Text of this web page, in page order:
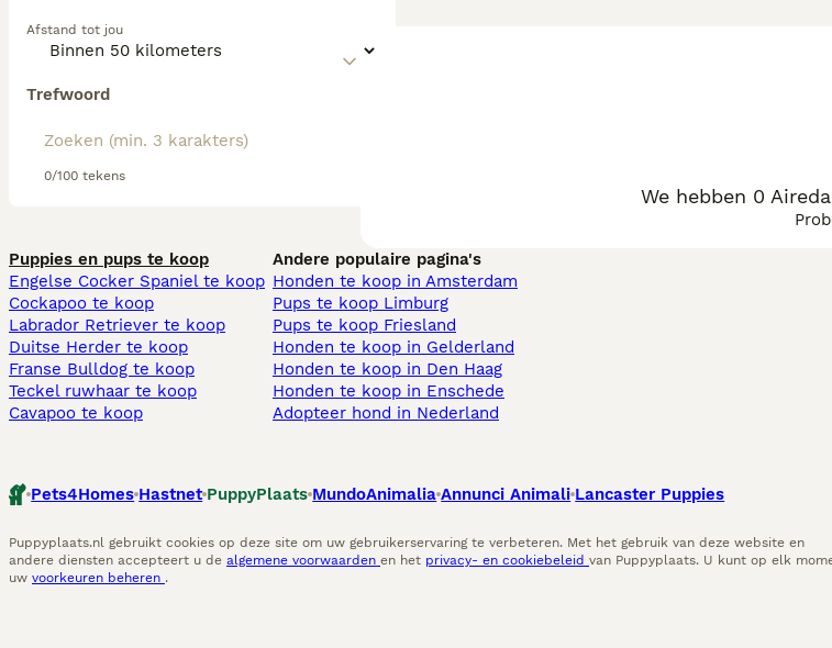
Afstand tot jou
Trefwoord
0/100 tekens
We hebben 0
Puppies en pups te koop
Engelse Cocker Spaniel te koop
Cockapoo te koop
Labrador Retriever te koop
Duitse Herder te koop
Franse Bulldog te koop
Teckel ruwhaar te koop
Cavapoo te koop
Andere populaire pagina's
Honden te koop in Amsterdam
Pups te koop Limburg​
Pups te koop Friesland​
Honden te koop in Gelderland
Honden te koop in Den Haag
Honden te koop in Enschede
Adopteer hond in Nederland
Pets4Homes Hastnet PuppyPlaats MundoAnimalia Annunci Animali Lancaster Puppies
Puppyplaats.nl gebruikt cookies op deze site om uw gebruikerservaring te verbeteren. Met het gebruik van deze website en
andere diensten accepteert u de algemene voorwaarden en het privacy- en cookiebeleid van Puppyplaats. U kunt op elk
uw voorkeuren beheren .